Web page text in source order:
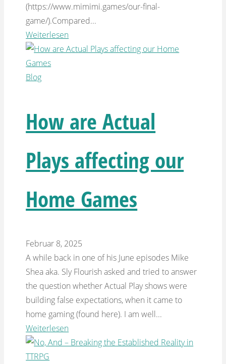
(https://www.mimimi.games/our-final-
game/).Compared...
Weiterlesen
Blog
How are Actual
Plays affecting our
Home Games
Februar 8, 2025
A while back in one of his June episodes Mike
Shea aka. Sly Flourish asked and tried to answer
the question whether Actual Play shows were
building false expectations, when it came to
home gaming (found here). I am well...
Weiterlesen